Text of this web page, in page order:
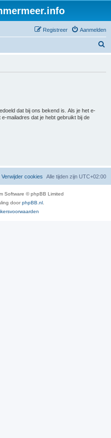
Aanmelden
Registreer
dat bij ons bekend is. Als je het e-
mailadres dat je hebt gebruikt bij de
Alle tijden zijn UTC+02:00
Verwijder cookies
Software © phpBB Limited
doorphpBB.nl